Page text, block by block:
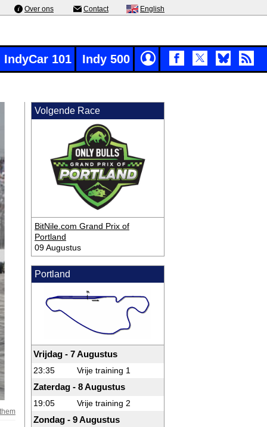
Over ons Contact English
IndyCar 101 Indy 500
Volgende Race
BitNile.com Grand Prix of
Portland
09 Augustus
Portland
Vrijdag - 7 Augustus
23:35 Vrije training 1
Zaterdag - 8 Augustus
19:05 Vrije training 2
Zondag - 9 Augustus